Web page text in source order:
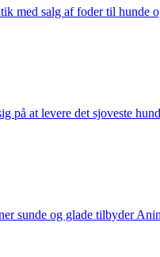
med salg af foder til
på at levere det sjoveste
sunde og glade tilbyder